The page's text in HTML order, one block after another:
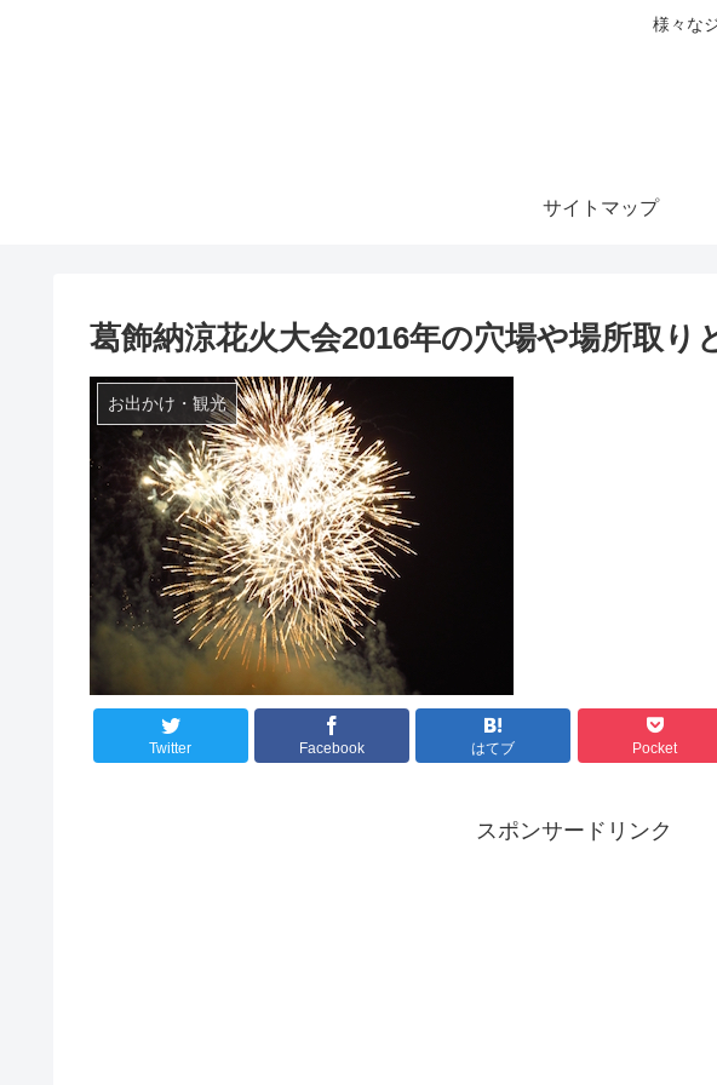
様々な
サイトマップ
葛飾納涼花火大会2016年の穴場や場所取り
お出かけ・観光
Twitter Facebook はてブ Pocket
スポンサードリンク